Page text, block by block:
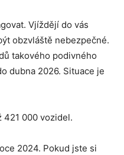
Vjíždějí do vás
obzvláště nebezpečné.
takového podivného
dubna 2026. Situace je
421 000 vozidel.
2024. Pokud jste si